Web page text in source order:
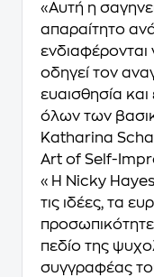
«Αυτή η
απαραίτητο
ενδιαφέρονται
οδηγεί τον
ευαισθησία
όλων των
Katharina
Art of Self-
«Η Nicky
τις ιδέες, τα
πεδίο της
συγγραφέας